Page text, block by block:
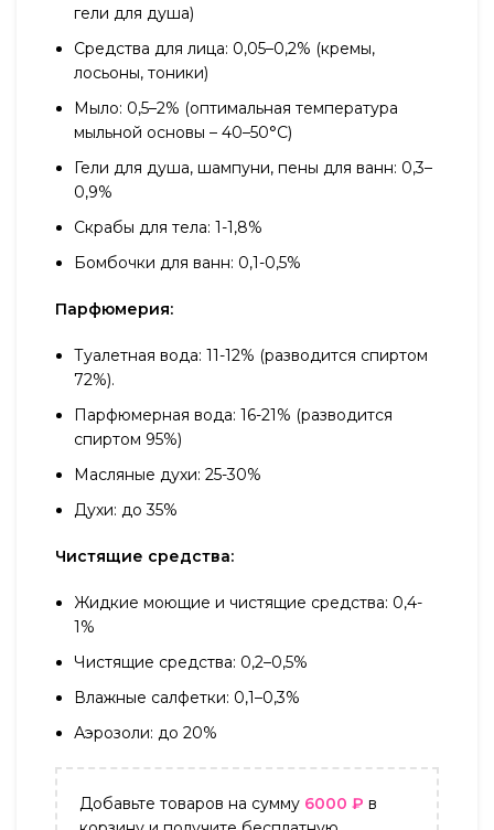
гели для душа)
Средства для лица: 0,05–0,2% (кремы,
лосьоны, тоники)
Мыло: 0,5–2% (оптимальная температура
мыльной основы – 40–50°С)
Гели для душа, шампуни, пены для ванн: 0,3–
0,9%
Скрабы для тела: 1-1,8%
Бомбочки для ванн: 0,1-0,5%
Парфюмерия:
Туалетная вода: 11-12% (разводится спиртом
72%).
Парфюмерная вода: 16-21% (разводится
спиртом 95%)
Масляные духи: 25-30%
Духи: до 35%
Чистящие средства:
Жидкие моющие и чистящие средства: 0,4-
1%
Чистящие средства: 0,2–0,5%
Влажные салфетки: 0,1–0,3%
Аэрозоли: до 20%
Добавьте товаров на сумму 6000 ₽ в